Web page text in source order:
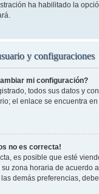
ha habilitado la
y configuraciones
mi configuración?
todos sus datos y
el enlace se encuentra
no es correcta!
es posible que esté
zona horaria de acuerdo
demás preferencias,